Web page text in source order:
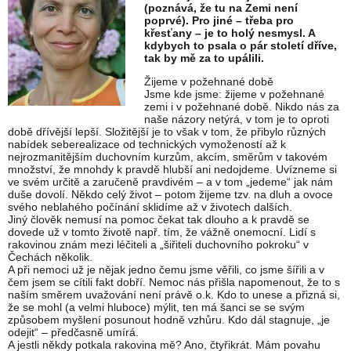
(poznává, že tu na Zemi není
poprvé). Pro jiné – třeba pro
křesťany – je to holý nesmysl. A
kdybych to psala o pár století dříve,
tak by mě za to upálili.
Žijeme v požehnané době
Jsme kde jsme: žijeme v požehnané
zemi i v požehnané době. Nikdo nás za
naše názory netýrá, v tom je to oproti
době dřívější lepší. Složitější je to však v tom, že přibylo různých
nabídek seberealizace od technických vymožeností až k
nejrozmanitějším duchovním kurzům, akcím, směrům v takovém
množství, že mnohdy k pravdě hlubší ani nedojdeme. Uvízneme si
ve svém určitě a zaručeně pravdivém – a v tom „jedeme“ jak nám
duše dovolí. Někdo celý život – potom žijeme tzv. na dluh a ovoce
svého neblahého počínání sklidíme až v životech dalších.
Jiný člověk nemusí na pomoc čekat tak dlouho a k pravdě se
dovede už v tomto životě např. tím, že vážně onemocní. Lidí s
rakovinou znám mezi léčiteli a „šiřiteli duchovního pokroku“ v
Čechách několik.
A při nemoci už je nějak jedno čemu jsme věřili, co jsme šířili a v
čem jsem se cítili fakt dobří. Nemoc nás přišla napomenout, že to s
naším směrem uvažování není právě o.k. Kdo to unese a přizná si,
že se mohl (a velmi hluboce) mýlit, ten má šanci se se svým
způsobem myšlení posunout hodně vzhůru. Kdo dál stagnuje, „je
odejit“ – předčasně umírá.
A jestli někdy potkala rakovina mě? Ano, čtyřikrát. Mám povahu